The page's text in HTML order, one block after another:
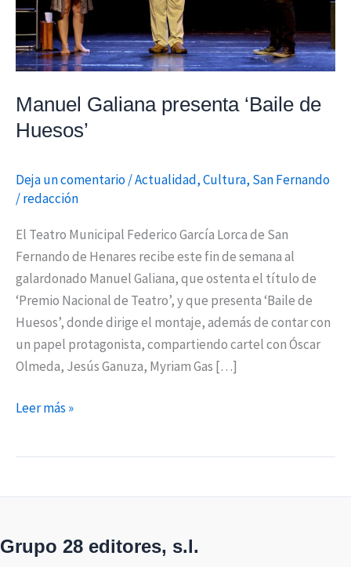
Manuel Galiana presenta ‘Baile de
Huesos’
Deja un comentario/Actualidad,Cultura, San Fernando
/redacción
El Teatro Municipal Federico García Lorca de San
Fernando de Henares recibe este fin de semana al
galardonado Manuel Galiana, que ostenta el título de
‘Premio Nacional de Teatro’, y que presenta ‘Baile de
Huesos’, donde dirige el montaje, además de contar con
un papel protagonista, compartiendo cartel con Óscar
Olmeda, Jesús Ganuza, Myriam Gas […]
Leer más »
Grupo 28 editores, s.l.